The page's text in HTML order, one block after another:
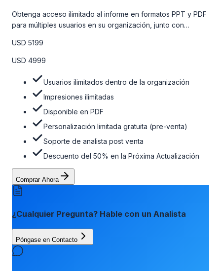
Obtenga acceso ilimitado al informe en formatos PPT y PDF
para múltiples usuarios en su organización, junto con
venta, el soporte post-venta de nuestros analistas y una
opción de actualización gratuita del informe dentro de 180
la tabla de precios a continuación.
USD 5199
USD 4999
Usuarios ilimitados dentro de la organización
Impresiones ilimitadas
Disponible en PDF
Personalización limitada gratuita (pre-venta)
Soporte de analista post venta
Descuento del 50% en la Próxima Actualización
Comprar Ahora
¿Cualquier Pregunta? Hable con un Analista
Póngase en Contacto